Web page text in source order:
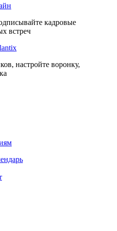
кадровые
встреч
настройте воронку,